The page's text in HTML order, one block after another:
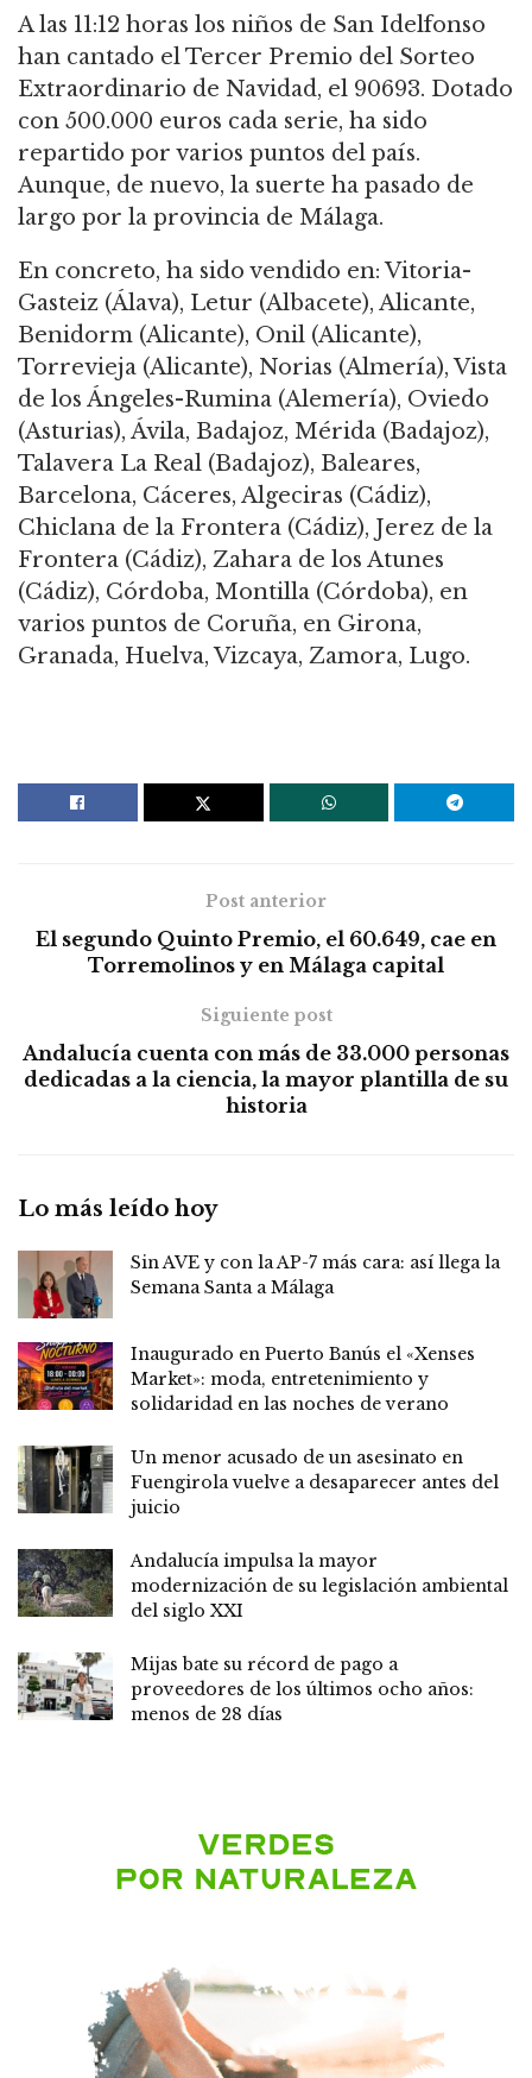
A las 11:12 horas los niños de San Idelfonso
han cantado el Tercer Premio del Sorteo
Extraordinario de Navidad, el 90693. Dotado
con 500.000 euros cada serie, ha sido
repartido por varios puntos del país.
Aunque, de nuevo, la suerte ha pasado de
largo por la provincia de Málaga.
En concreto, ha sido vendido en: Vitoria-
Gasteiz (Álava), Letur (Albacete), Alicante,
Benidorm (Alicante), Onil (Alicante),
Torrevieja (Alicante), Norias (Almería), Vista
de los Ángeles-Rumina (Alemería), Oviedo
(Asturias), Ávila, Badajoz, Mérida (Badajoz),
Talavera La Real (Badajoz), Baleares,
Barcelona, Cáceres, Algeciras (Cádiz),
Chiclana de la Frontera (Cádiz), Jerez de la
Frontera (Cádiz), Zahara de los Atunes
(Cádiz), Córdoba, Montilla (Córdoba), en
varios puntos de Coruña, en Girona,
Granada, Huelva, Vizcaya, Zamora, Lugo.
Post anterior
El segundo Quinto Premio, el 60.649, cae en
Torremolinos y en Málaga capital
Siguiente post
Andalucía cuenta con más de 33.000 personas
dedicadas a la ciencia, la mayor plantilla de su
historia
Lo más leído hoy
Sin AVE y con la AP-7 más cara: así llega la
Semana Santa a Málaga
Inaugurado en Puerto Banús el «Xenses
Market»: moda, entretenimiento y
solidaridad en las noches de verano
Un menor acusado de un asesinato en
Fuengirola vuelve a desaparecer antes del
juicio
Andalucía impulsa la mayor
modernización de su legislación ambiental
del siglo XXI
Mijas bate su récord de pago a
proveedores de los últimos ocho años:
menos de 28 días